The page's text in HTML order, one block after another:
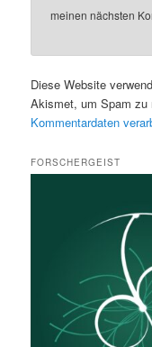
meinen nächsten
Diese Website
Akismet, um Spam zu
Kommentardaten
FORSCHERGEIST